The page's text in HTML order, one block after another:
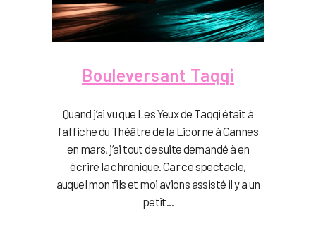
Bouleversant Taqqi
Quand j’ai vu que Les Yeux de Taqqi était à
l'affiche du Théâtre de la Licorne à Cannes
en mars, j’ai tout de suite demandé à en
écrire la chronique. Car ce spectacle,
auquel mon fils et moi avions assisté il y a un
petit...